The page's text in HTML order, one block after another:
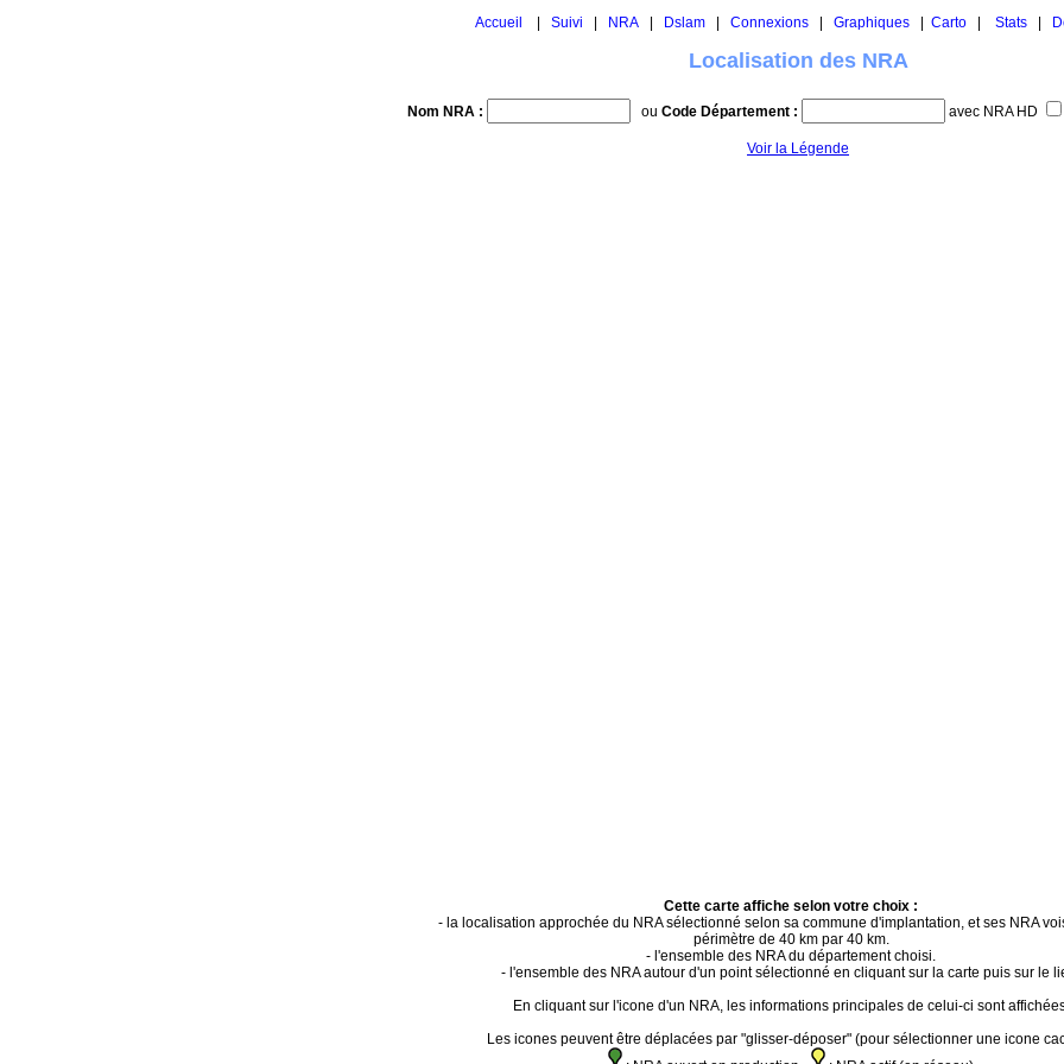
Accueil Suivi NRA Dslam Connexions Graphiques Carto Stats
Localisation des NRA
Nom NRA : ou Code Département : avec NRA HD
Voir la Légende
Cette carte affiche selon votre choix :
- la localisation approchée du NRA sélectionné selon sa commune d'implantation, et ses NRA
périmètre de 40 km par 40 km.
- l'ensemble des NRA du département choisi.
- l'ensemble des NRA autour d'un point sélectionné en cliquant sur la carte puis sur le
En cliquant sur l'icone d'un NRA, les informations principales de celui-ci sont
Les icones peuvent être déplacées par "glisser-déposer" (pour sélectionner une icone